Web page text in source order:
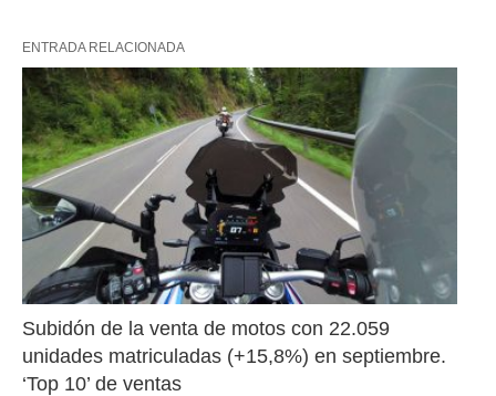
ENTRADA RELACIONADA
Subidón de la venta de motos con 22.059
unidades matriculadas (+15,8%) en septiembre.
‘Top 10’ de ventas